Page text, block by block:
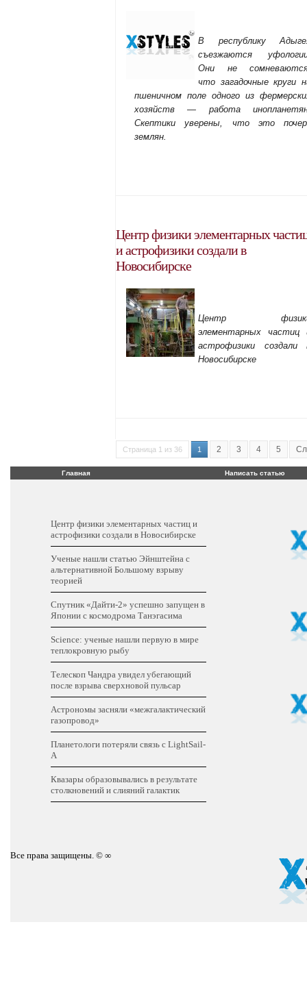
В республику
съезжаются
Они не
что загадочные круги
пшеничном поле одного из
хозяйств — работа
Скептики уверены, что это
землян.
Центр физики элементарных
и астрофизики создали в
Новосибирске
Центр
элементарных частиц
астрофизики создали
Новосибирске
Страница 1 из 36 1 2 3 4 5
Главная Написать статью
Центр физики элементарных частиц и
астрофизики создали в Новосибирске
Ученые нашли статью Эйнштейна с
альтернативной Большому взрыву
теорией
Cпутник «Дайти-2» успешно запущен в
Японии с космодрома Танэгасима
Science: ученые нашли первую в мире
теплокровную рыбу
Телескоп Чандра увидел убегающий
после взрыва сверхновой пульсар
Астрономы засняли «межгалактический
газопровод»
Планетологи потеряли связь с LightSail-
A
Квазары образовывались в результате
столкновений и слияний галактик
Все права защищены. © ∞